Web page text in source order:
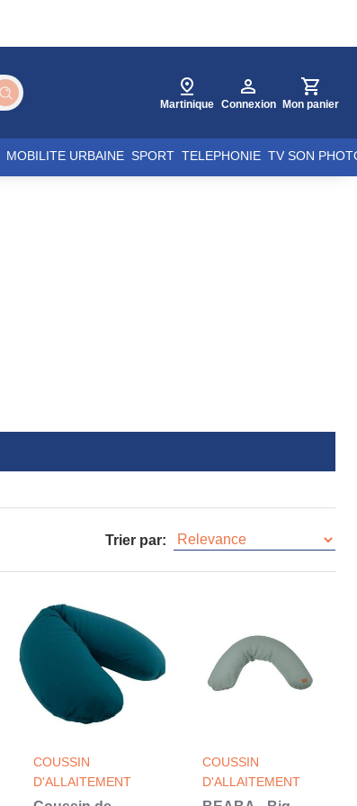
Martinique Connexion Mon panier
MOBILITE URBAINE SPORT TELEPHONIE TV SON
Trier par:
COUSSIN
D'ALLAITEMENT
COUSSIN
D'ALLAITEMENT